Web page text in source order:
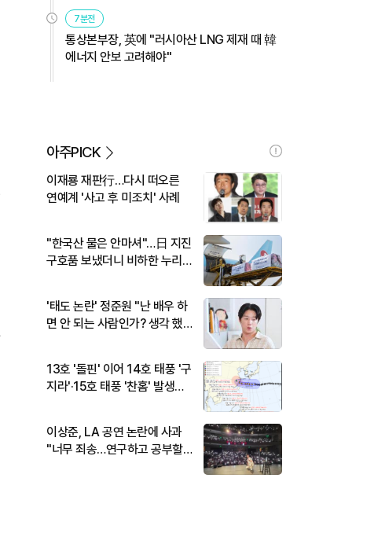
7분전
통상본부장, 英에 "러시아산 LNG 제재 때 韓
에너지 안보 고려해야"
아주PICK
이재룡 재판行…다시 떠오른
연예계 '사고 후 미조치' 사례
"한국산 물은 안마셔"…日 지진
구호품 보냈더니 비하한 누리
'태도 논란' 정준원 "난 배우 하
면 안 되는 사람인가? 생각 했
13호 '돌핀' 이어 14호 태풍 '구
지라'·15호 태풍 '찬홈' 발생…
이상준, LA 공연 논란에 사과
"너무 죄송…연구하고 공부할